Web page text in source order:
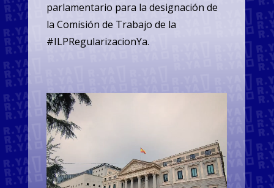
parlamentario para la designación de
la Comisión de Trabajo de la
#ILPRegularizacionYa.